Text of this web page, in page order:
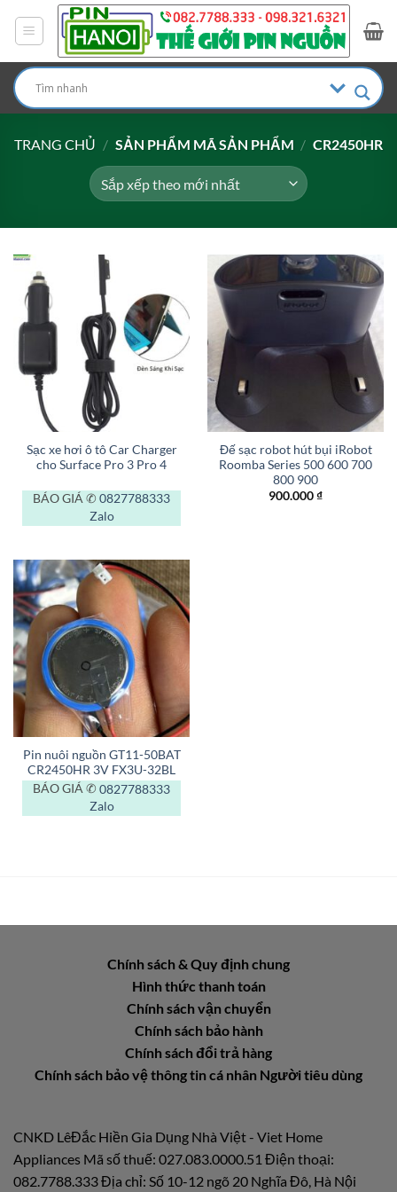
dung
TRANG CHỦ / SẢN PHẨM MÃ SẢN PHẨM / CR2450HR
Sạc xe hơi ô tô Car Charger
cho Surface Pro 3 Pro 4
BÁO GIÁ ✆ 0827788333
Zalo
Đế sạc robot hút bụi iRobot
Roomba Series 500 600 700
800 900
900.000₫
Pin nuôi nguồn GT11-50BAT
CR2450HR 3V FX3U-32BL
BÁO GIÁ ✆ 0827788333
Zalo
Chính sách & Quy định chung
Hình thức thanh toán
Chính sách vận chuyển
Chính sách bảo hành
Chính sách đổi trả hàng
Chính sách bảo vệ thông tin cá nhân Người tiêu dùng
CNKD LêĐắc Hiền Gia Dụng Nhà Việt - Viet Home
Appliances Mã số thuế: 027.083.0000.51 Điện thoại:
082.7788.333 Địa chỉ: Số 10-12 ngõ 20 Nghĩa Đô, Hà Nội